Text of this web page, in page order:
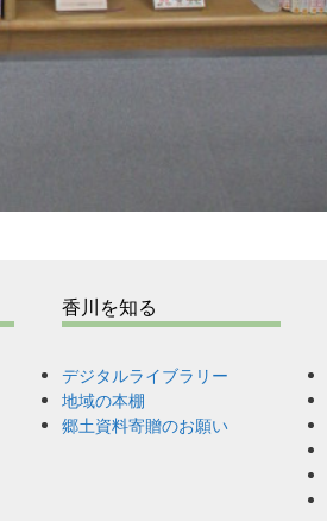
香川を知る
デジタルライブラリー
地域の本棚
郷土資料寄贈のお願い